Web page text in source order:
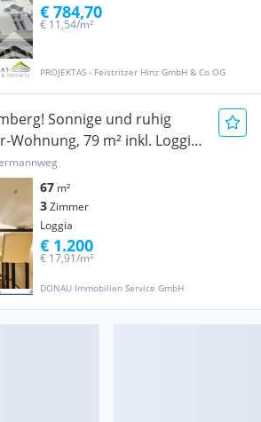
PROJEKTAS - Feistritzer Hinz GmbH & Co OG
€ 11,54/m²
€ 784,70
Sonnige und ruhig
Wohnung, 79 m² inkl. Loggia,
67 m²
3Zimmer
Loggia
DONAU Immobilien Service GmbH
€ 17,91/m²
€ 1.200